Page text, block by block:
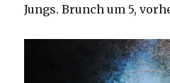
Jungs. Brunch um 5,